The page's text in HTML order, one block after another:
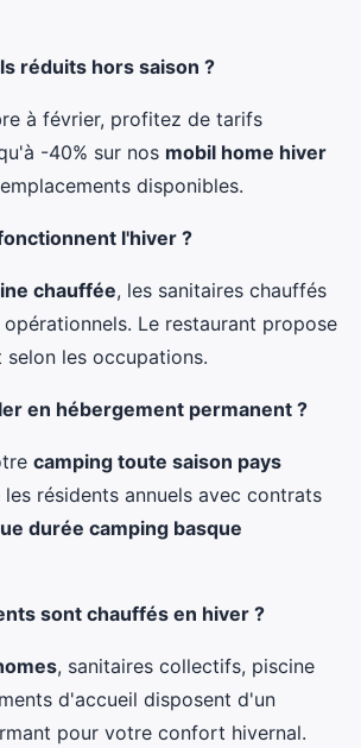
réduits hors saison ?
à février, profitez de tarifs
-40% sur nos mobil home hiver
disponibles.
l'hiver ?
chauffée, les sanitaires chauffés
Le restaurant propose
selon les occupations.
en hébergement permanent ?
camping toute saison pays
résidents annuels avec contrats
durée camping basque
sont chauffés en hiver ?
, sanitaires collectifs, piscine
d'accueil disposent d'un
pour votre confort hivernal.